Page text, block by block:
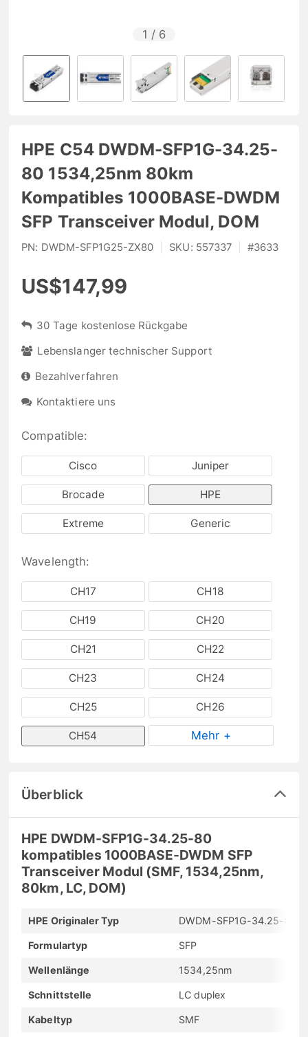
1 / 6
HPE C54 DWDM-SFP1G-34.25-
80 1534,25nm 80km
Kompatibles 1000BASE-DWDM
SFP Transceiver Modul, DOM
PN: DWDM-SFP1G25-ZX80 SKU: 557337 #3633
US$147,99
30 Tage kostenlose Rückgabe
Lebenslanger technischer Support
Bezahlverfahren
Kontaktiere uns
Compatible:
Cisco Juniper
Brocade HPE
Extreme Generic
Wavelength:
CH17 CH18
CH19 CH20
CH21 CH22
CH23 CH24
CH25 CH26
CH54 Mehr +
Überblick
HPE DWDM-SFP1G-34.25-80
kompatibles 1000BASE-DWDM SFP
Transceiver Modul (SMF, 1534,25nm,
80km, LC, DOM)
HPE Originaler Typ DWDM-SFP1G-34.25-80
Formulartyp SFP
Wellenlänge 1534,25nm
Schnittstelle LC duplex
Kabeltyp SMF